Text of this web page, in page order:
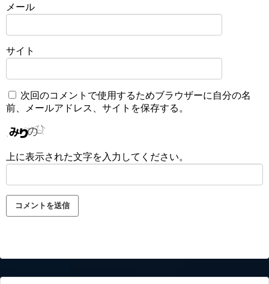
メール
サイト
次回のコメントで使用するためブラウザーに自分の名
前、メールアドレス、サイトを保存する。
上に表示された文字を入力してください。